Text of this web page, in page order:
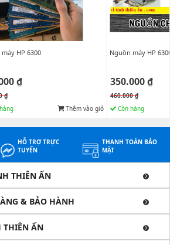
HP 6300
₫
₫
Thêm vào giỏ
Nguồn máy HP
350.000 ₫
460.000 ₫
Còn hàng
HỖ TRỢ TRỰC
TUYẾN
THANH TOÁN BẢO
MẬT
THIÊN ẤN
& BẢO HÀNH
THIÊN ẤN